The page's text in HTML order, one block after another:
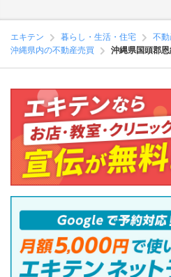
エキテン 暮らし・生活・住宅
不動
沖縄県内の不動産売買
沖縄県国頭郡